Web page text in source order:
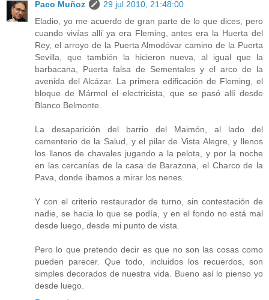
Paco Muñoz
29 jul 2010, 21:48:00
Eladio, yo me acuerdo de gran parte de lo que dices, pero
cuando vivías allí ya era Fleming, antes era la Huerta del
Rey, el arroyo de la Puerta Almodóvar camino de la Puerta
Sevilla, que también la hicieron nueva, al igual que la
barbacana, Puerta falsa de Sementales y el arco de la
avenida del Alcázar. La primera edificación de Fleming, el
bloque de Mármol el electricista, que se pasó allí desde
Blanco Belmonte.
La desaparición del barrio del Maimón, al lado del
cementerio de la Salud, y el pilar de Vista Alegre, y llenos
los llanos de chavales jugando a la pelota, y por la noche
en las cercanías de la casa de Barazona, el Charco de la
Pava, donde íbamos a mirar los nenes.
Y con el criterio restaurador de turno, sin contestación de
nadie, se hacia lo que se podía, y en el fondo no está mal
desde luego, desde mi punto de vista.
Pero lo que pretendo decir es que no son las cosas como
pueden parecer. Que todo, incluidos los recuerdos, son
simples decorados de nuestra vida. Bueno así lo pienso yo
desde luego.